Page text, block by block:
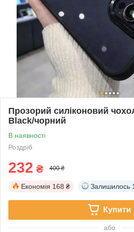
Прозорий силіконовий
Black/чорний
В наявності
Роздріб
232 ₴ 400 ₴
Економія 168 ₴ Залишилось
Купити
або